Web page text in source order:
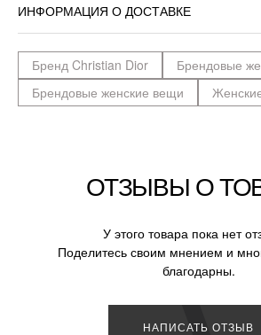
ИНФОРМАЦИЯ О ДОСТАВКЕ
Бренд Christian Dior
Брендовые
Брендовые женские вещи
ОТЗЫВЫ О
У этого товара пока нет
Поделитесь своим мнением и
благодарны.
НАПИСАТЬ ОТЗЫВ